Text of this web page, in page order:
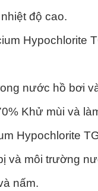
độ cao.
Hypochlorite
nước hồ bơi
Khử mùi và
Hypochlorite
và môi trường
nấm.